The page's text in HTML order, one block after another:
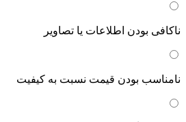
ناکافی بودن اطلاعات یا تصاویر
نامناسب بودن قیمت نسبت به کیفیت